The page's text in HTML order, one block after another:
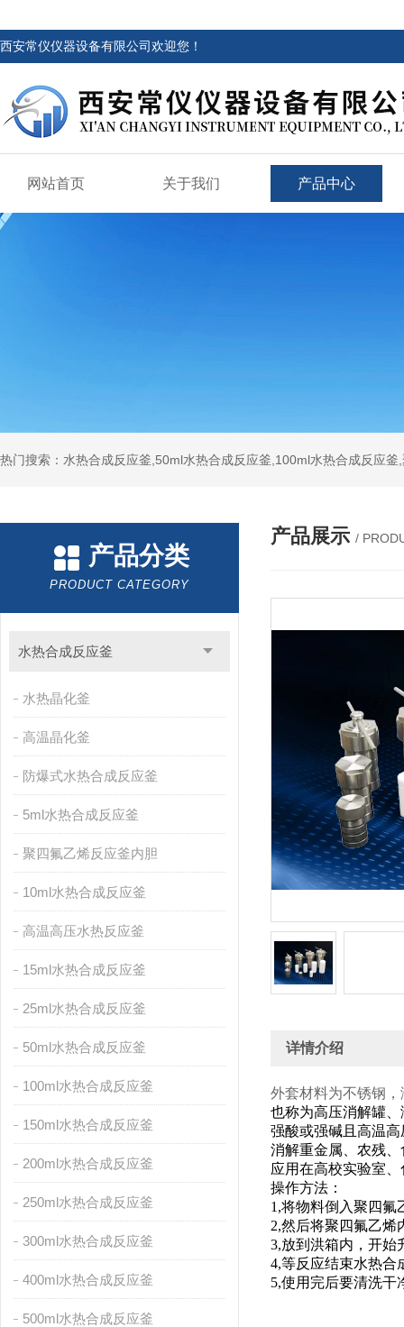
西安常仪仪器设备有限公司欢迎您！
网站首页 关于我们 产品中心
热门搜索：水热合成反应釜,50ml水热合成反应釜,100ml水热合成反应
产品分类
PRODUCT CATEGORY
水热合成反应釜
水热晶化釜
高温晶化釜
防爆式水热合成反应釜
5ml水热合成反应釜
聚四氟乙烯反应釜内胆
10ml水热合成反应釜
高温高压水热反应釜
15ml水热合成反应釜
25ml水热合成反应釜
50ml水热合成反应釜
100ml水热合成反应釜
150ml水热合成反应釜
200ml水热合成反应釜
250ml水热合成反应釜
300ml水热合成反应釜
400ml水热合成反应釜
500ml水热合成反应釜
产品展示 /
详情介绍
外套材料为不锈钢
也称为高压消解罐
强酸或强碱且高温
消解重金属、农残
应用在高校实验室
操作方法：
1,将物料倒入聚四氟
2,然后将聚四氟乙烯
3,放到洪箱内，开始
4,等反应结束水热合
5,使用完后要清洗干